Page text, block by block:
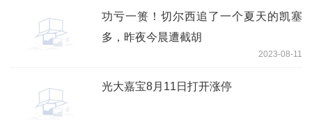
功亏一篑！切尔西追了一个夏天的凯塞
多，昨夜今晨遭截胡
2023-08-11
光大嘉宝8月11日打开涨停